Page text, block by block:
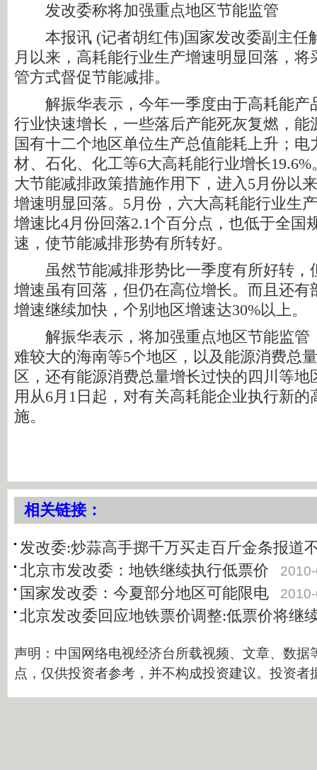
发改委称将加强重点地区节能监管
本报讯 (记者胡红伟)国家发改委副主任
月以来，高耗能行业生产增速明显回落，
管方式督促节能减排。
解振华表示，今年一季度由于高耗能产
行业快速增长，一些落后产能死灰复燃，能
国有十二个地区单位生产总值能耗上升；电
材、石化、化工等6大高耗能行业增长
大节能减排政策措施作用下，进入5月份以
增速明显回落。5月份，六大高耗能行业生
增速比4月份回落2.1个百分点，也低于全国
速，使节能减排形势有所转好。
虽然节能减排形势比一季度有所好转，
增速虽有回落，但仍在高位增长。而且还有
增速继续加快，个别地区增速达30%以上。
解振华表示，将加强重点地区节能监管
难较大的海南等5个地区，以及能源消费总
区，还有能源消费总量增长过快的四川等地
用从6月1日起，对有关高耗能企业执行新
施。
相关链接：
发改委:炒蒜高手掷千万买走百斤金条报道
北京市发改委：地铁继续执行低票价
国家发改委：今夏部分地区可能限电
北京发改委回应地铁票价调整:低票价将继
声明：中国网络电视经济台所载视频、文章、数据
点，仅供投资者参考，并不构成投资建议。投资者